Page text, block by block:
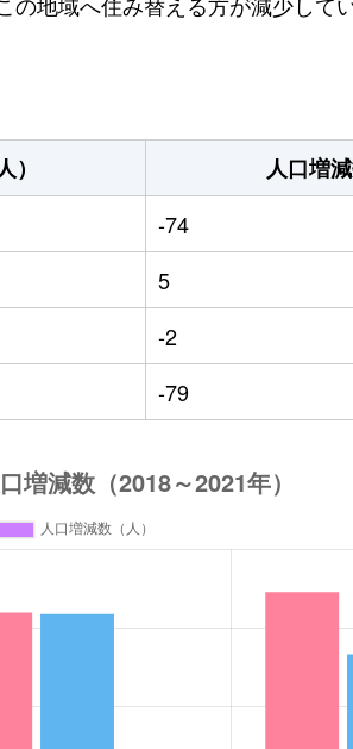
人口増
-74
5
-2
-79